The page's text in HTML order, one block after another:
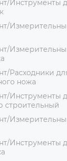
Инструменты
Расходники
ножа
Инструменты
строительный
Инструменты